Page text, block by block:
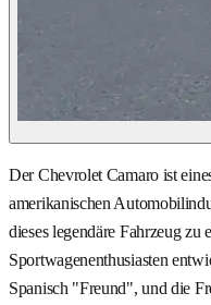
Der Chevrolet Camaro ist
amerikanischen
dieses legendäre Fahrzeug zu
Sportwagenenthusiasten
Spanisch "Freund", und die